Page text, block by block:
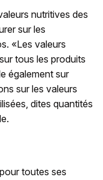
nutritives des
sur les
«Les valeurs
tous les produits
également sur
sur les valeurs
dites quantités
toutes ses